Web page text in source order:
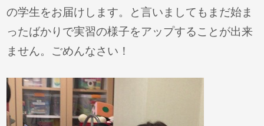
の学生をお届けします。と言いましてもまだ始ま
ったばかりで実習の様子をアップすることが出来
ません。ごめんなさい！